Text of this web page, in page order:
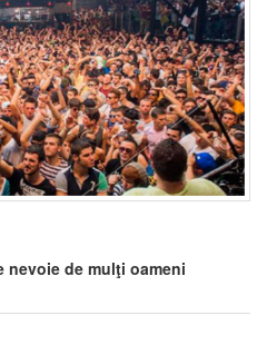
nevoie de mulţi oameni